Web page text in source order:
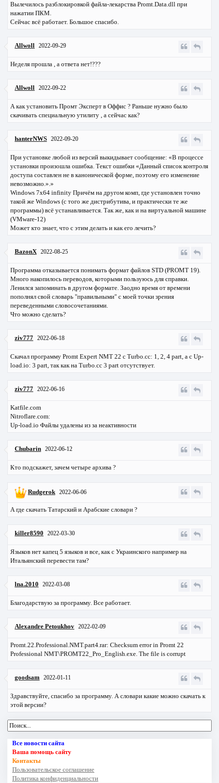
Вылечилось разблокировкой файла-лекарства Promt.Data.dll при
нажатии ПКМ.
Сейчас всё работает. Большое спасибо.
Allwoll 2022-09-29
Неделя прошла , а ответа нет!???
Allwoll 2022-09-22
А как установить Промт Эксперт в Оффис ? Раньше нужно было
скачивать специальную утилиту , а сейчас как?
hanterNWS 2022-09-20
При установке любой из версий выкидывает сообщение: «В процессе
установки произошла ошибка. Текст ошибки «Данный список контроля
доступа составлен не в канонической форме, поэтому его изменение
невозможно.».»
Windows 7x64 infinity Причём на другом комп, где установлен точно
такой же Windows (с того же дистрибутива, и практически те же
программы) всё устанавливается. Так же, как и на виртуальной машине
(VMware-12)
Может кто знает, что с этим делать и как его лечить?
BazonX 2022-08-25
Программа отказывается понимать формат файлов STD (PROMT 19).
Много накопилось переводов, которыми пользуюсь для справки.
Ленился запоминать в другом формате. Заодно время от времени
пополнял свой словарь "правильными" с моей точки зрения
переведенными словосочетаниями.
Что можно сделать?
ziv777 2022-06-18
Скачал программу Promt Expert NMT 22 с Turbo.cc: 1, 2, 4 part, а с Up-
load.io: 3 part, так как на Turbo.cc 3 part отсутствует.
ziv777 2022-06-16
Katfile.com
Nitroflare.com:
Up-load.io Файлы удалены из за неактивности
Chubarin 2022-06-12
Кто подскажет, зачем четыре архива ?
Rudgerok 2022-06-06
А где скачать Татарский и Арабские словари ?
killer8590 2022-03-30
Языков нет капец 5 языков и все, как с Украинского например на
Итальянский перевести там?
lna.2010 2022-03-08
Благодарствую за программу. Все работает.
Alexandre Petoukhov 2022-02-09
Promt.22.Professional.NMT.part4.rar: Checksum error in Promt 22
Professional NMT\PROMT22_Pro_English.exe. The file is corrupt
goodsam 2022-01-11
Здравствуйте, спасибо за программу. А словари какие можно скачать к
этой версии?
Все новости сайта
Ваша помощь сайту
Контакты
Пользовательское соглашение
Политика конфиденциальности